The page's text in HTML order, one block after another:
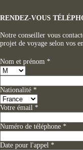
RENDEZ-VOUS
Notre conseiller vous
projet de voyage selon vos
Nom et prénom *
Nationalité *
Votre émail *
Numéro de téléphone *
Date pour l'appel *